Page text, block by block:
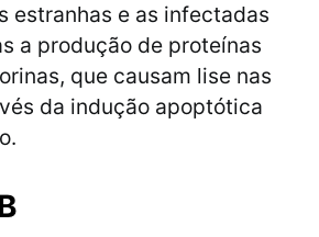
estranhas e as infectadas
a produção de proteínas
que causam lise nas
da indução apoptótica